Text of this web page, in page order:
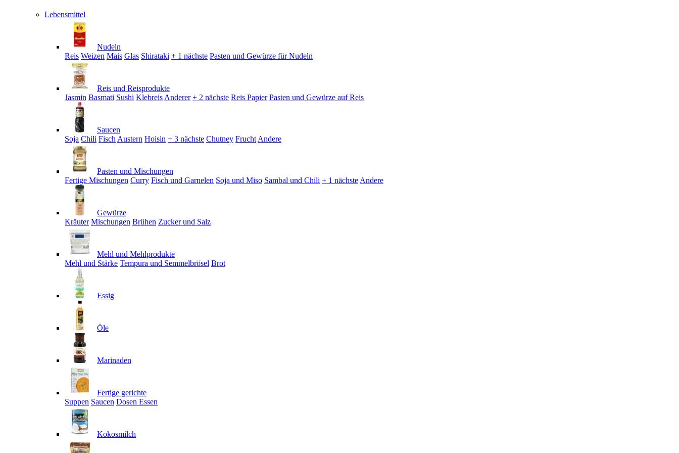
Lebensmittel
Nudeln
Reis Weizen Mais Glas Shirataki + 1 nächste Pasten und Gewürze für Nudeln
Reis und Reisprodukte
Jasmin Basmati Sushi Klebreis Anderer + 2 nächste Reis Papier Pasten und Gewürze auf Reis
Saucen
Soja Chili Fisch Austern Hoisin + 3 nächste Chutney Frucht Andere
Pasten und Mischungen
Fertige Mischungen Curry Fisch und Garnelen Soja und Miso Sambal und Chili + 1 nächste Andere
Gewürze
Kräuter Mischungen Brühen Zucker und Salz
Mehl und Mehlprodukte
Mehl und Stärke Tempura und Semmelbrösel Brot
Essig
Öle
Marinaden
Fertige gerichte
Suppen Saucen Dosen Essen
Kokosmilch